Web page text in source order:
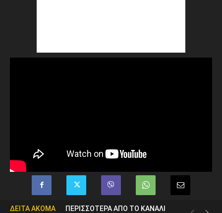
ΔΕΙΤΑ ΑΚΟΜΑ ΠΕΡΙΣΣΟΤΕΡΑ ΑΠΟ ΤΟ ΚΑΝΑΛΙ